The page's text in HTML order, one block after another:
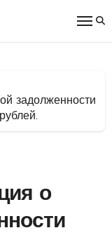
задолженности
о